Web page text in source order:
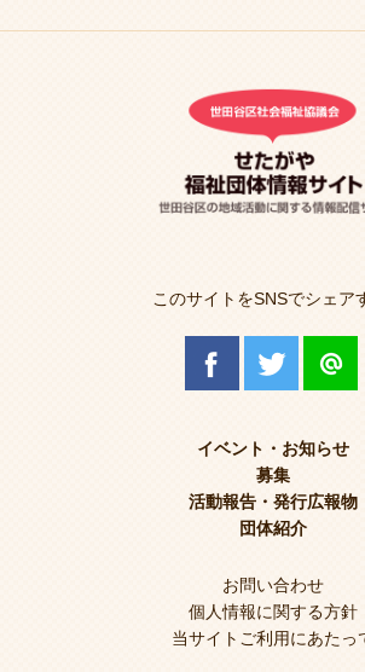
このサイトをSNSでシェア
イベント・お知らせ
募集
活動報告・発行広報物
団体紹介
お問い合わせ
個人情報に関する方針
当サイトご利用にあたっ